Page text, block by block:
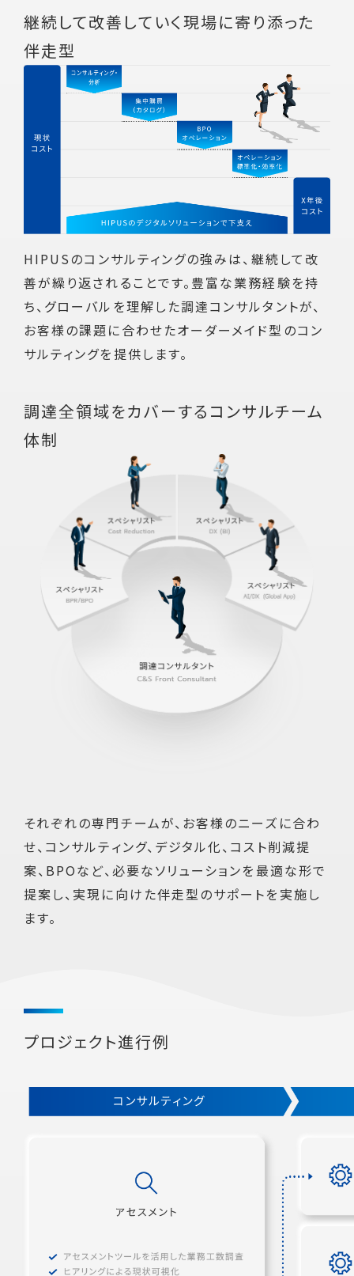
継続して改善していく現場に寄り添った
伴走型
HIPUSのコンサルティングの強みは、継続して改
善が繰り返されることです。豊富な業務経験を持
ち、グローバルを理解した調達コンサルタントが、
お客様の課題に合わせたオーダーメイド型のコン
サルティングを提供します。
調達全領域をカバーする コンサルチーム
体制
それぞれの専門チームが、お客様のニーズに合わ
せ、コンサルティング、デジタル化、コスト削減提
案、BPOなど、必要なソリューションを最適な形で
提案し、実現に向けた伴走型のサポートを実施し
ます。
プロジェクト進行例